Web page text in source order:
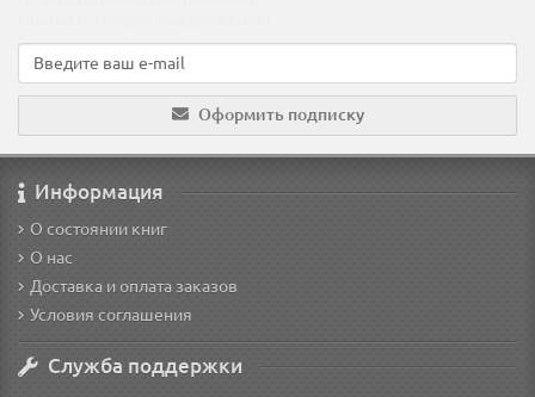
Оформить подписку
Информация
О состоянии книг
О нас
Доставка и оплата заказов
Условия соглашения
Служба поддержки